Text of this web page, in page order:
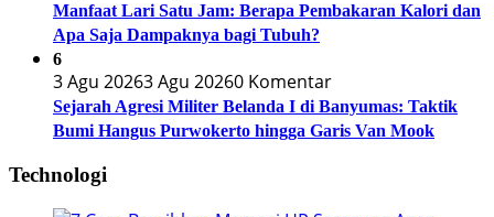
Manfaat Lari Satu Jam: Berapa Pembakaran Kalori dan
Apa Saja Dampaknya bagi Tubuh?
6
3 Agu 20263 Agu 20260 Komentar
Sejarah Agresi Militer Belanda I di Banyumas: Taktik
Bumi Hangus Purwokerto hingga Garis Van Mook
Technologi